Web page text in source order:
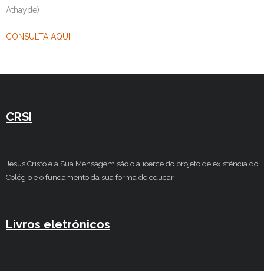
Athayde)
CONSULTA AQUI
CRSI
Jesus Cristo e a Sua Mensagem são o alicerce do projeto de existência do
Colégio e o fundamento da sua forma de educar.
Livros eletrónicos